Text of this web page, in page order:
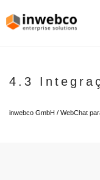
4.3
inwebco GmbH / WebChat